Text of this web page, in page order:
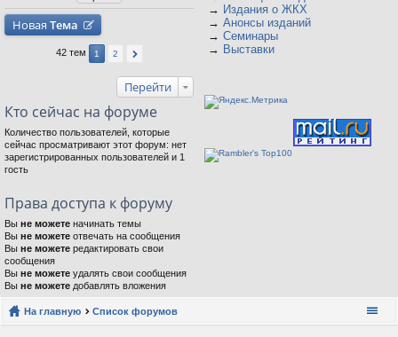
Новая Тема
42 тем 1 2
Перейти
Кто сейчас на форуме
Количество пользователей, которые
сейчас просматривают этот форум: нет
зарегистрированных пользователей и 1
гость
Права доступа к форуму
Вы не можете начинать темы
Вы не можете отвечать на сообщения
Вы не можете редактировать свои
сообщения
Вы не можете удалять свои сообщения
Вы не можете добавлять вложения
→ Издания о ЖКХ
→ Анонсы изданий
→ Семинары
→ Выставки
На главную Список форумов